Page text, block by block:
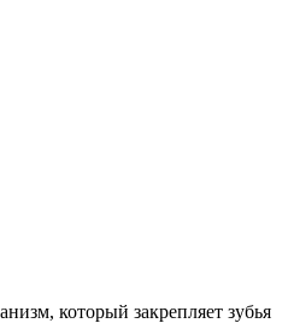
который закрепляет зубья